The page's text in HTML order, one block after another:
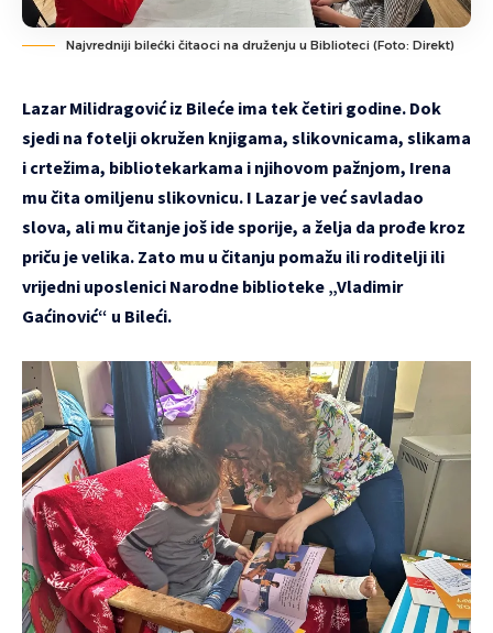
Najvredniji bilećki čitaoci na druženju u Biblioteci (Foto: Direkt)
Lazar Milidragović iz Bileće ima tek četiri godine. Dok
sjedi na fotelji okružen knjigama, slikovnicama, slikama
i crtežima, bibliotekarkama i njihovom pažnjom, Irena
mu čita omiljenu slikovnicu. I Lazar je već savladao
slova, ali mu čitanje još ide sporije, a želja da prođe kroz
priču je velika. Zato mu u čitanju pomažu ili roditelji ili
vrijedni uposlenici Narodne biblioteke „Vladimir
Gaćinović“ u Bileći.